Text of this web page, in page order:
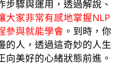
步驟與運用，透過解說、
大家非常有感地掌握NLP
參與就能學會 。到時，你
的人，透過這奇妙的人生
向美好的心緒狀態前進。